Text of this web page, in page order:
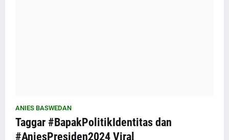
ANIES BASWEDAN
Taggar #BapakPolitikIdentitas dan
#AniesPresiden2024 Viral